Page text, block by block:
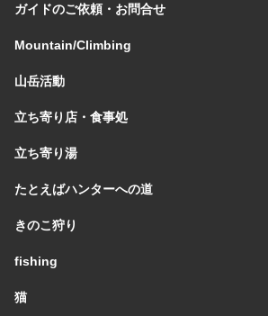
ガイドのご依頼・お問合せ
Mountain/Climbing
山岳活動
立ち寄り店・食事処
立ち寄り湯
たとえばハンターへの道
きのこ狩り
fishing
猫